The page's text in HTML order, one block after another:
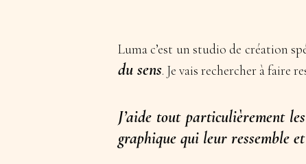
Luma c’est un studio de création
du sens. Je vais rechercher à faire
J’aide tout particulièrement
graphique qui leur ressemble